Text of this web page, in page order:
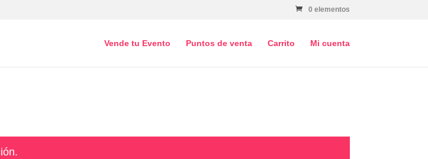
0 elementos
Vende tu Evento Puntos de venta Carrito Mi cuenta